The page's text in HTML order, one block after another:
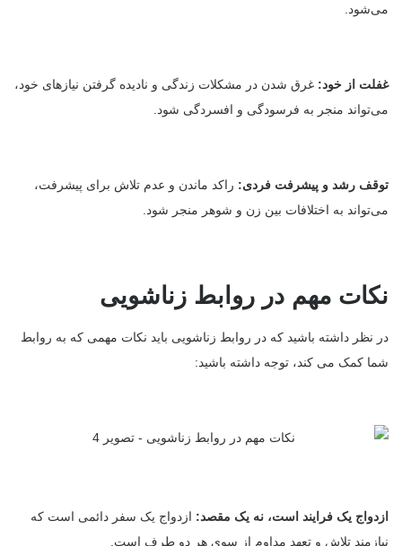
می‌شود.
غفلت از خود: غرق شدن در مشکلات زندگی و نادیده گرفتن نیازهای خود،
می‌تواند منجر به فرسودگی و افسردگی شود.
توقف رشد و پیشرفت فردی: راکد ماندن و عدم تلاش برای پیشرفت،
می‌تواند به اختلافات بین زن و شوهر منجر شود.
نکات مهم در روابط زناشویی
در نظر داشته باشید که در روابط زناشویی باید نکات مهمی که به روابط
شما کمک می کند، توجه داشته باشید:
ازدواج یک فرایند است، نه یک مقصد: ازدواج یک سفر دائمی است که
نیازمند تلاش و تعهد مداوم از سوی هر دو طرف است.